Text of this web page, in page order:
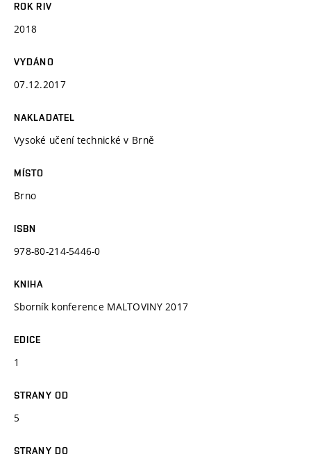
ROK RIV
2018
VYDÁNO
07.12.2017
NAKLADATEL
Vysoké učení technické v Brně
MÍSTO
Brno
ISBN
978-80-214-5446-0
KNIHA
Sborník konference MALTOVINY 2017
EDICE
1
STRANY OD
5
STRANY DO